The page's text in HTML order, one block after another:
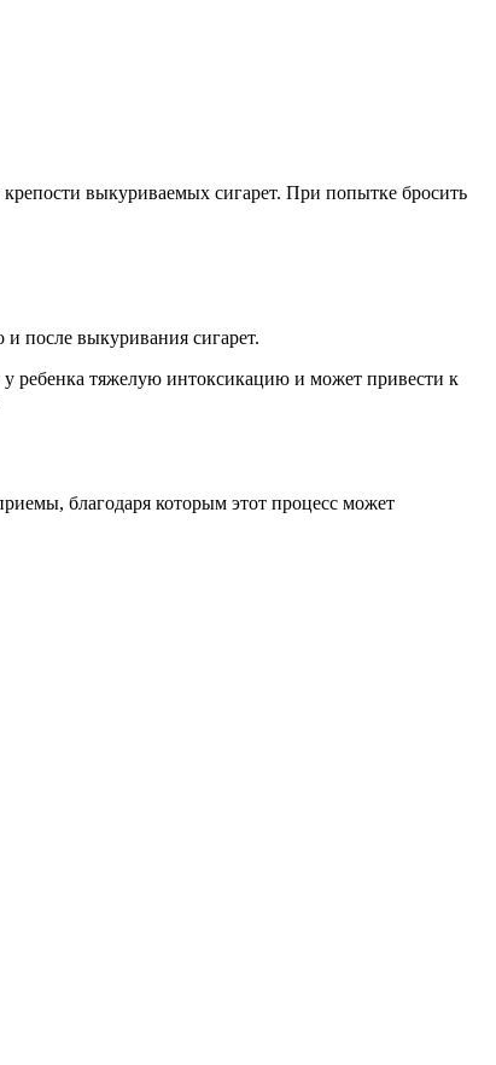
крепости выкуриваемых сигарет. При попытке бросить
и после выкуривания сигарет.
у ребенка тяжелую интоксикацию и может привести к
благодаря которым этот процесс может